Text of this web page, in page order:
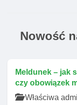
Nowość
Meldunek – jak
czy obowiązek
Właściwa